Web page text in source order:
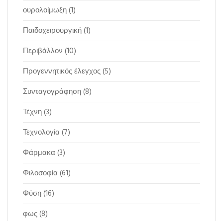
ουρολοίμωξη(1)
Παιδοχειρουργική(1)
Περιβάλλον (10)
Προγεννητικός έλεγχος(5)
Συνταγογράφηση(8)
Τέχνη(3)
Τεχνολογία (7)
Φάρμακα (3)
Φιλοσοφία (61)
Φύση(16)
φως(8)